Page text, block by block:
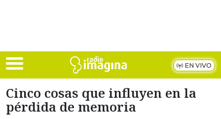
EN VIVO
Cinco cosas que influyen en la
pérdida de memoria